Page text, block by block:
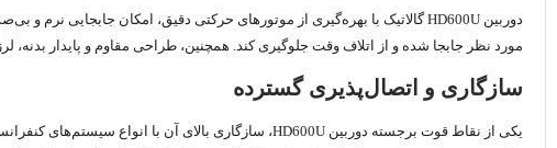
مورد نظر جابجا شده و از اتلاف وقت جلوگیری کند. همچنین، طراحی مقاوم و پایدار
سازگاری و اتصال‌پذیری گسترده
یکی از نقاط قوت برجسته دوربین HD600U، سازگاری بالای آن با انواع سیستم‌های کنفرانسی و